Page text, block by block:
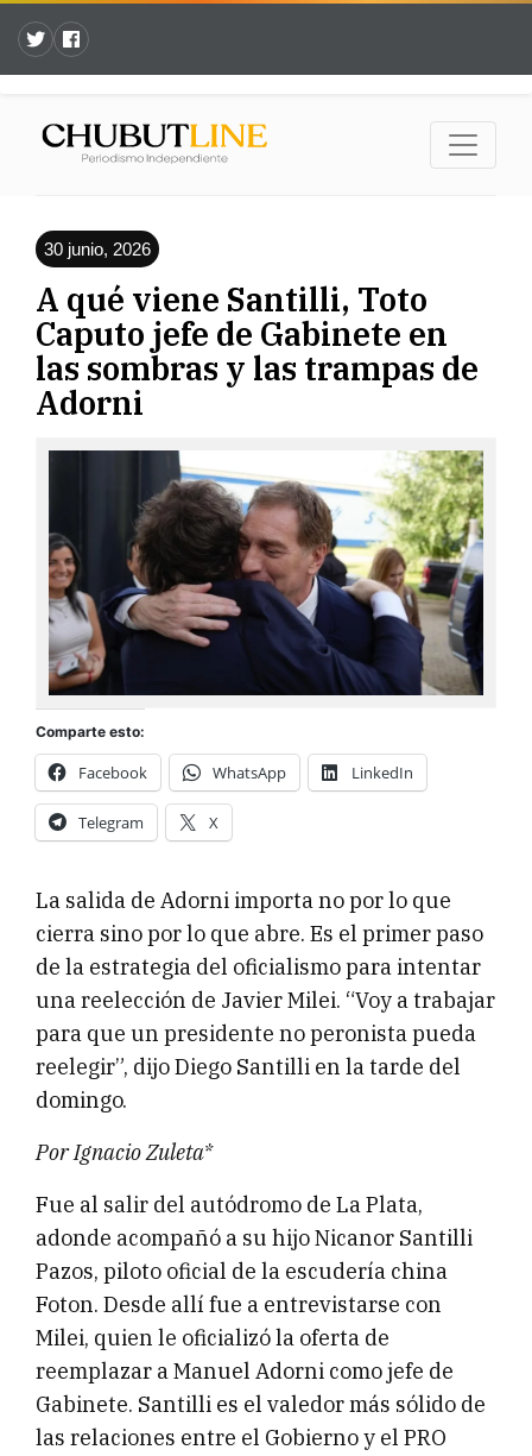
30 junio, 2026
A qué viene Santilli, Toto
Caputo jefe de Gabinete en
las sombras y las trampas de
Adorni
Comparte esto:
Facebook WhatsApp LinkedIn
Telegram X
La salida de Adorni importa no por lo que
cierra sino por lo que abre. Es el primer paso
de la estrategia del oficialismo para intentar
una reelección de Javier Milei. “Voy a trabajar
para que un presidente no peronista pueda
reelegir”, dijo Diego Santilli en la tarde del
domingo.
Por Ignacio Zuleta*
Fue al salir del autódromo de La Plata,
adonde acompañó a su hijo Nicanor Santilli
Pazos, piloto oficial de la escudería china
Foton. Desde allí fue a entrevistarse con
Milei, quien le oficializó la oferta de
reemplazar a Manuel Adorni como jefe de
Gabinete. Santilli es el valedor más sólido de
las relaciones entre el Gobierno y el PRO